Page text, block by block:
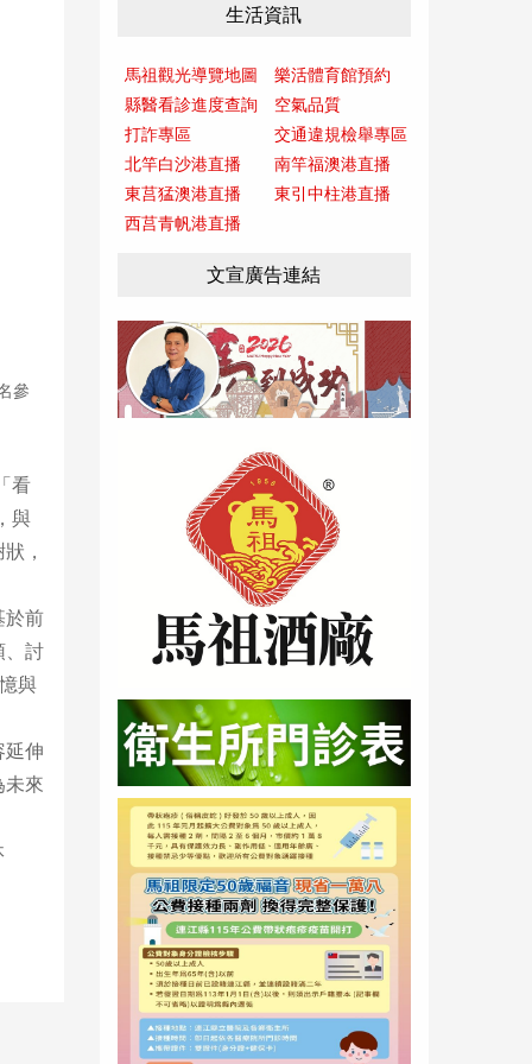
參
看
與
，
於前
、討
與
伸
未來
生活資訊
馬祖觀光導覽地圖
樂活體育館預約
縣醫看診進度查詢
空氣品質
打詐專區
交通違規檢舉專區
北竿白沙港直播
南竿福澳港直播
東莒猛澳港直播
東引中柱港直播
西莒青帆港直播
文宣廣告連結